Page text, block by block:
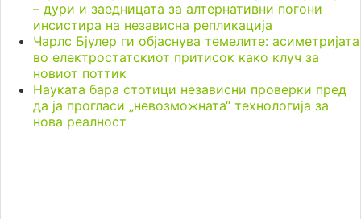
– дури и заедницата за алтернативни погони
инсистира на независна репликација
Чарлс Бјулер ги објаснува темелите: асиметријата
во електростатскиот притисок како клуч за
новиот поттик
Науката бара стотици независни проверки пред
да ја прогласи „невозможната“ технологија за
нова реалност